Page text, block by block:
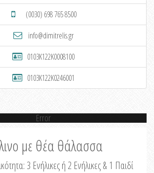
(0030) 698 765 8500
info@dimitrelis.gr
0103K122K0008100
0103K122K0246001
Error
με θέα θάλασσα
3 Ενήλικες ή 2 Ενήλικες & 1 Παιδί